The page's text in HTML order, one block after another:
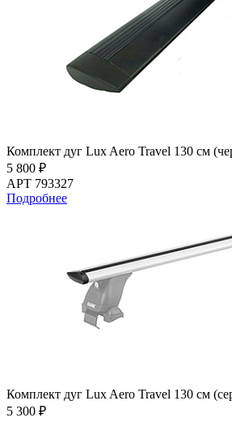
Комплект дуг Lux Aero Travel 130 см
5 800 ₽
АРТ 793327
Подробнее
Комплект дуг Lux Aero Travel 130 см
5 300 ₽